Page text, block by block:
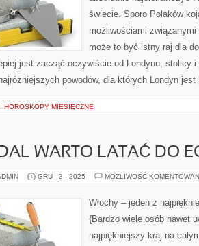
świecie. Sporo Polaków
możliwościami
może to być istny raj dla
jest zacząć oczywiście od Londynu, stolicy
powodów, dla których Londyn
HOROSKOPY MIESIĘCZNE
WARTO LATAĆ DO
GRU - 3 - 2025 MOŻLIWOŚĆ
Włochy – jeden z
{Bardzo wiele osób nawet
najpiękniejszy kraj na